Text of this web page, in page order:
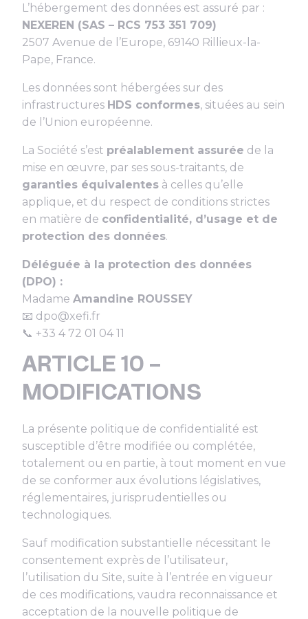
L’hébergement des données est assuré par :
NEXEREN (SAS – RCS 753 351 709)
2507 Avenue de l’Europe, 69140 Rillieux-la-
Pape, France.
Les données sont hébergées sur des
infrastructures HDS conformes, situées au sein
de l’Union européenne.
La Société s’est préalablement assurée de la
mise en œuvre, par ses sous-traitants, de
garanties équivalentes à celles qu’elle
applique, et du respect de conditions strictes
en matière de confidentialité, d’usage et de
protection des données.
Déléguée à la protection des données
(DPO) :
Madame Amandine ROUSSEY
📧 dpo@xefi.fr
📞 +33 4 72 01 04 11
ARTICLE 10 –
MODIFICATIONS
La présente politique de confidentialité est
susceptible d’être modifiée ou complétée,
totalement ou en partie, à tout moment en vue
de se conformer aux évolutions législatives,
réglementaires, jurisprudentielles ou
technologiques.
Sauf modification substantielle nécessitant le
consentement exprès de l’utilisateur,
l’utilisation du Site, suite à l’entrée en vigueur
de ces modifications, vaudra reconnaissance et
acceptation de la nouvelle politique de